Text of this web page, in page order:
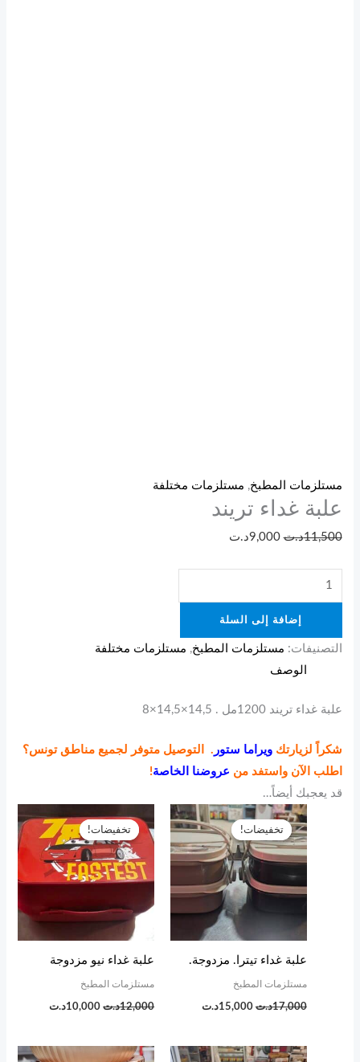
مستلزمات المطبخ, مستلزمات مختلفة
علبة غداء تريند
11,500د.ت 9,000د.ت
إضافة إلى السلة
التصنيفات: مستلزمات المطبخ, مستلزمات مختلفة
الوصف
علبة غداء تريند 1200مل . 14,5×14,5×8
شكراً لزيارتكويراما ستور . التوصيل متوفر لجميع مناطق تونس؟
اطلب الآن واستفد من عروضنا الخاصة!
قد يعجبك أيضاً…
تخفيضات!
تخفيضات!
علبة غداء تيترا. مزدوجة.
مستلزمات المطبخ
17,000د.ت
السعر
الأصلي
17,000د.ت.
15,000د.ت
السعر
الحالي
15,000د.ت.
تخفيضات!
تخفيضات!
علبة غداء نيو مزدوجة
مستلزمات المطبخ
12,000د.ت
الأصلي
12,000د.ت.
10,000د.ت
الحالي
هو:
10,000د.ت.